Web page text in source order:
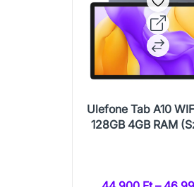
Ulefone Tab A10
128GB 4GB RAM